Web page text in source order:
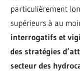
particulièrement
supérieurs à au
interrogatifs et
des stratégies
secteur des